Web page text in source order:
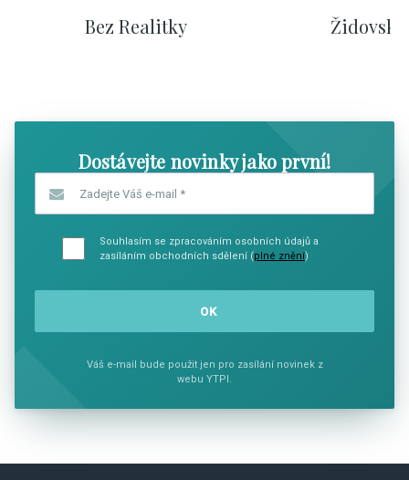
Bez Realitky
Dostávejte novinky jako první!
Souhlasím se zpracováním osobních údajů a
zasíláním obchodních sdělení (plné znění)
Váš e-mail bude použit jen pro zasílání novinek z
webu YTPI.